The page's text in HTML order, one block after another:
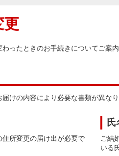
更
ったときのお手続きについてご案内
けの内容により必要な書類が異な
所変更の届け出が必要で
氏
ご結
いる